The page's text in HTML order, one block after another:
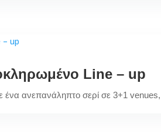
Line – up
ένα ανεπανάληπτο σερί σε 3+1